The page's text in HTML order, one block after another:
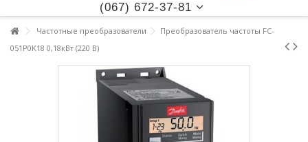
(067) 672-37-81
Частотные преобразователи
Преобразователь частоты FC-
051P0K18 0,18кВт (220 В)